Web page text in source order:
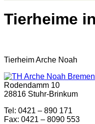
Tierheime
Tierheim Arche Noah
Rodendamm 10
28816 Stuhr-Brinkum
Tel: 0421 – 890 171
Fax: 0421 – 8090 553